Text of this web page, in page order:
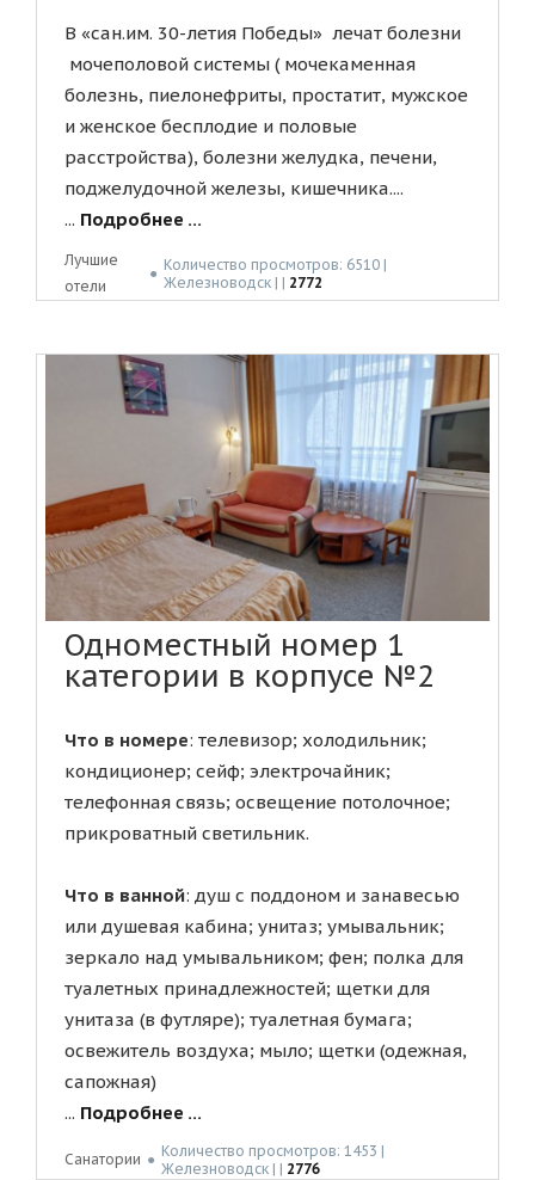
В «сан.им. 30-летия Победы» лечат болезни
мочеполовой системы ( мочекаменная
болезнь, пиелонефриты, простатит, мужское
и женское бесплодие и половые
расстройства), болезни желудка, печени,
поджелудочной железы, кишечника....
... Подробнее ...
Лучшие
отели
● Количество просмотров: 6510 |
Железноводск | | 2772
Одноместный номер 1
категории в корпусе №2
Что в номере: телевизор; холодильник;
кондиционер; сейф; электрочайник;
телефонная связь; освещение потолочное;
прикроватный светильник.
Что в ванной: душ с поддоном и занавесью
или душевая кабина; унитаз; умывальник;
зеркало над умывальником; фен; полка для
туалетных принадлежностей; щетки для
унитаза (в футляре); туалетная бумага;
освежитель воздуха; мыло; щетки (одежная,
сапожная)
... Подробнее ...
Санатории ● Количество просмотров: 1453 |
Жeлeзнoвoдск | | 2776